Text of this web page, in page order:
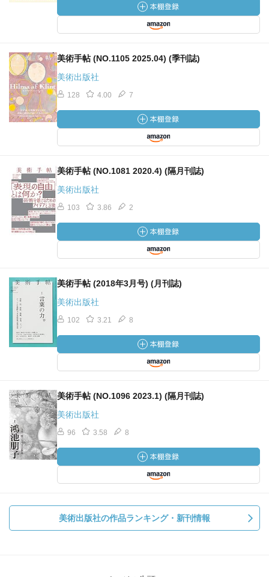
美術手帖 (NO.1105 2025.04) (季刊誌)
美術出版社
128 4.00 7
美術手帖 (NO.1081 2020.4) (隔月刊誌)
美術出版社
103 3.86 2
美術手帖 (2018年3月号) (月刊誌)
美術出版社
102 3.21 8
美術手帖 (NO.1096 2023.1) (隔月刊誌)
美術出版社
96 3.58 8
美術出版社の作品ランキング・新刊情報